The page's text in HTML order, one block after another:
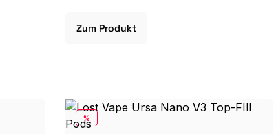
Zum Produkt
RABATT
%